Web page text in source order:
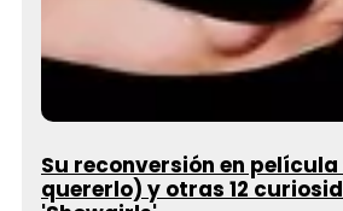
Su reconversión en
quererlo) y otras 12